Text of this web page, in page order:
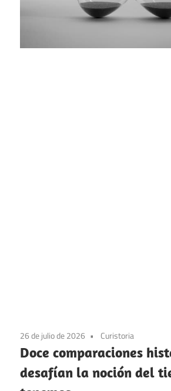
26 de julio de 2026 Curistoria
Doce comparaciones
desafían la noción del